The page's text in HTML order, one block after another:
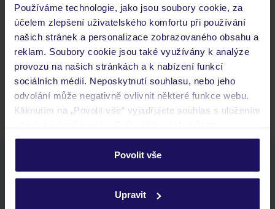
Používáme technologie, jako jsou soubory cookie, za
účelem zlepšení uživatelského komfortu při používání
našich stránek a personalizace zobrazovaného obsahu a
reklam. Soubory cookie jsou také využívány k analýze
provozu na našich stránkách a k nabízení funkcí
sociálních médií. Neposkytnutí souhlasu, nebo jeho
odvolání může negativně ovlivnit některé funkce webu.
Kliknutím na „Povolit vše“ vyjadřujete souhlas s uložením
personalizovat v sekci „Personalizace“.
Podrobné informace o souborech cookie naleznete v
ochrany osobních údajů.
Povolit vše
Upravit
Často kladené otázky
Jaké doklady jsou potřebné při cestování?
Budeme ubytováni ihned po příjezdu do hotelu?
Kam jít po přistání a vyzvednutí zavazadel?
Zobrazit další
Stáhněte si bezplatnou aplikaci TUI
rychlé vyhledávání a prohlížení nabídek
historie vyhledávání a naposledy zobrazené nabídky